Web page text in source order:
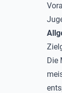
Die